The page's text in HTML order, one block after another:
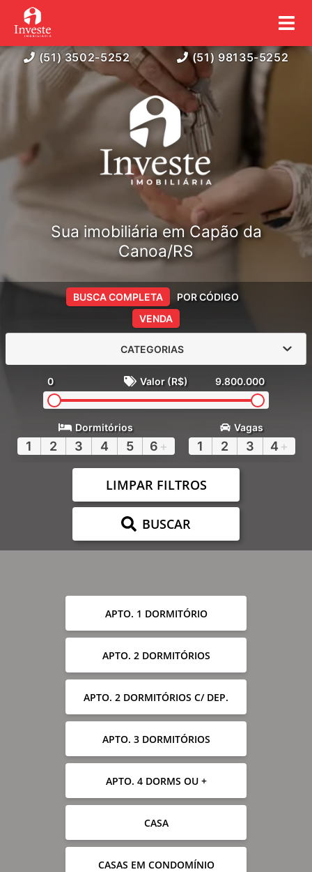
(51) 3502-5252 (51) 98135-5252
Sua imobiliária em Capão da
Canoa/RS
VENDA
BUSCA COMPLETA POR CÓDIGO
CATEGORIAS
0 Valor (R$) 9.800.000
Dormitórios
1 2 3 4 5 6 +
Vagas
1 2 3 4 +
LIMPAR FILTROS
BUSCAR
APTO. 1 DORMITÓRIO
APTO. 2 DORMITÓRIOS
APTO. 2 DORMITÓRIOS C/ DEP.
APTO. 3 DORMITÓRIOS
APTO. 4 DORMS OU +
CASA
CASAS EM CONDOMÍNIO